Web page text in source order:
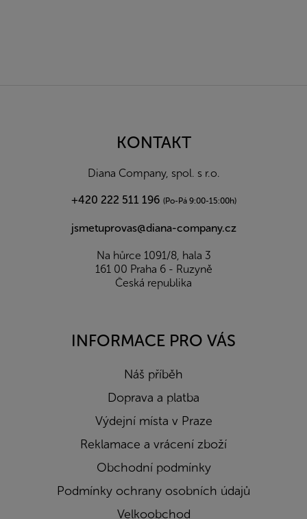
KONTAKT
Diana Company, spol. s r.o.
+420 222 511 196 (Po-Pá 9:00-15:00h)
jsmetuprovas@diana-company.cz
Na hůrce 1091/8, hala 3
161 00 Praha 6 - Ruzyně
Česká republika
INFORMACE PRO VÁS
Náš příběh
Doprava a platba
Výdejní místa v Praze
Reklamace a vrácení zboží
Obchodní podmínky
Podmínky ochrany osobních údajů
Velkoobchod